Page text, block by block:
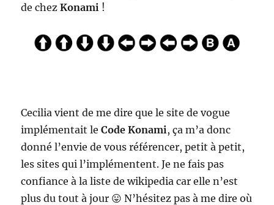
de chezKonami !
Cecilia vient de me dire que le site de vogue
implémentait leCode Konami , ça m’a donc
donné l’envie de vous référencer, petit à petit,
les sites qui l’implémentent. Je ne fais pas
confiance à la liste de wikipedia car elle n’est
plus du tout à jour 😛 N’hésitez pas à me dire où